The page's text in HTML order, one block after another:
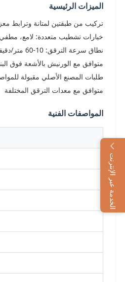
الخدمة عبر الإنترنت
الميزات الرئيسية
تركيب من طبقتين لمتانة وترابط
خيارات تشطيب متعددة: لامع،
نطاق سرعة الترقق: 10-60 متر/دقيقة
متوافق مع الورنيش بالأشعة فوق
طلبات المصنع الأصلي مقبولة
متوافق مع معدات الترقق المختلفة
المواصفات الفنية